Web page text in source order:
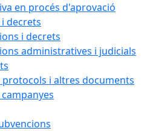
en procés d'aprovació
decrets
i decrets
administratives i judicials
protocols i altres documents